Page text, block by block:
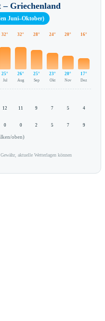
– Griechenland
Juni–Oktober)
32°
25°
Jul
32°
26°
Aug
28°
25°
Sep
24°
23°
Okt
20°
20°
Nov
16°
17°
Dez
12 11 9 7 5 4
0 0 2 5 7 9
oben)
aktuelle Wetterlagen können